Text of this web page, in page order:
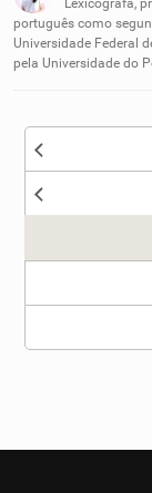
Outro
Lexicógrafa,
português como
Universidade Federal
pela Universidade do